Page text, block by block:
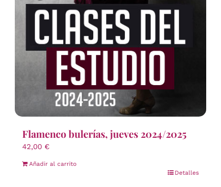
Flamenco bulerías, jueves 2024/2025
42,00 €
Añadir al carrito
Detalles